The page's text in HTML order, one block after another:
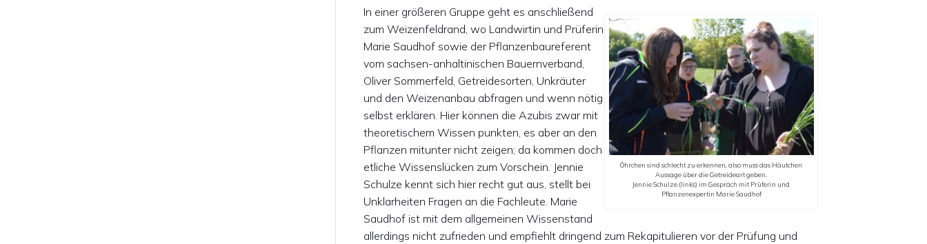
Öhrchen sind schlecht zu erkennen, also muss das Häutchen
Aussage über die Getreideart geben.
Jennie Schulze (links) im Gespräch mit Prüferin und
Pflanzenexpertin Marie Saudhof
In einer größeren Gruppe geht es anschließend
zum Weizenfeldrand, wo Landwirtin und Prüferin
Marie Saudhof sowie der Pflanzenbaureferent
vom sachsen-anhaltinischen Bauernverband,
Oliver Sommerfeld, Getreidesorten, Unkräuter
und den Weizenanbau abfragen und wenn nötig
selbst erklären. Hier können die Azubis zwar mit
theoretischem Wissen punkten, es aber an den
Pflanzen mitunter nicht zeigen; da kommen doch
etliche Wissenslücken zum Vorschein. Jennie
Schulze kennt sich hier recht gut aus, stellt bei
Unklarheiten Fragen an die Fachleute. Marie
Saudhof ist mit dem allgemeinen Wissenstand
allerdings nicht zufrieden und empfiehlt dringend zum Rekapitulieren vor der Prüfung und